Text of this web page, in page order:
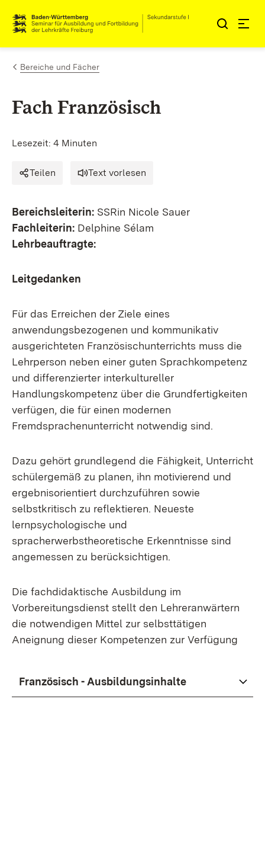
Zum Inhalt springen
Link zur Startseite
Bereiche und Fächer
Fach Französisch
Lesezeit: 4 Minuten
Teilen Text vorlesen
Bereichsleiterin: SSRin Nicole Sauer
Fachleiterin: Delphine Sélam
Lehrbeauftragte:
Leitgedanken
Für das Erreichen der Ziele eines
anwendungsbezogenen und kommunikativ
ausgerichteten Französischunterrichts muss die
Lehrperson neben einer guten Sprachkompetenz
und differenzierter interkultureller
Handlungskompetenz über die Grundfertigkeiten
verfügen, die für einen modernen
Fremdsprachenunterricht notwendig sind.
Dazu gehört grundlegend die Fähigkeit, Unterricht
schülergemäß zu planen, ihn motivierend und
ergebnisorientiert durchzuführen sowie
selbstkritisch zu reflektieren. Neueste
lernpsychologische und
spracherwerbstheoretische Erkenntnisse sind
angemessen zu berücksichtigen.
Die fachdidaktische Ausbildung im
Vorbereitungsdienst stellt den Lehreranwärtern
die notwendigen Mittel zur selbsttätigen
Aneignung dieser Kompetenzen zur Verfügung
Französisch - Ausbildungsinhalte